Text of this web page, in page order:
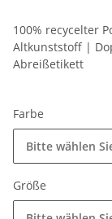
100% recycelter
Altkunststoff |
Abreißetikett
Farbe
Bitte wählen
Größe